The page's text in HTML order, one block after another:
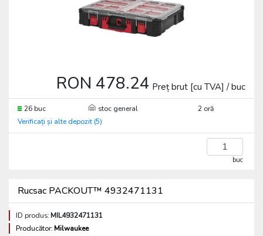
RON 478.24 Preț brut [cu TVA] / buc
26 buc stoc general
2 oră
Verificați și alte depozit (5)
buc
Rucsac PACKOUT™ 4932471131
ID produs:MIL4932471131
Producător:Milwaukee